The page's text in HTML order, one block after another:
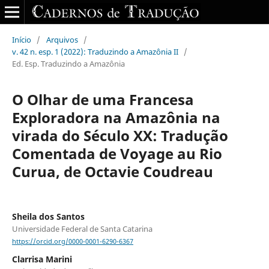
Início / Arquivos /
v. 42 n. esp. 1 (2022): Traduzindo a Amazônia II /
Ed. Esp. Traduzindo a Amazônia
O Olhar de uma Francesa
Exploradora na Amazônia na
virada do Século XX: Tradução
Comentada de Voyage au Rio
Curua, de Octavie Coudreau
Sheila dos Santos
Universidade Federal de Santa Catarina
https://orcid.org/0000-0001-6290-6367
Clarrisa Marini